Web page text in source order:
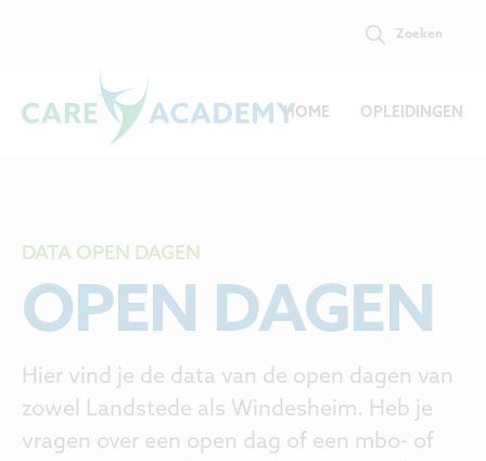
Zoeken
HOME OPLEIDINGEN
DATA OPEN DAGEN
OPEN DAGEN
Hier vind je de data van de open dagen van
zowel Landstede als Windesheim. Heb je
vragen over een open dag of een mbo- of